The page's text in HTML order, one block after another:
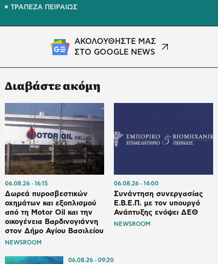
ΤΡΑΠΕΖΑ ΠΕΙΡΑΙΩΣ
ΑΚΟΛΟΥΘΗΣΤΕ ΜΑΣ
ΣΤΟ GOOGLE NEWS
Διαβάστε ακόμη
06.08.26 16:15
Δωρεά πυροσβεστικών
οχημάτων και εξοπλισμού
από τη Motor Oil και την
οικογένεια Βαρδινογιάννη
στον Δήμο Αγίου Βασιλείου
NEWSROOM
06.08.26 14:00
Συνάντηση συνεργασίας
Ε.Β.Ε.Π. με τον υπουργό
Ανάπτυξης ενόψει ΔΕΘ
NEWSROOM
06.08.26 09:20